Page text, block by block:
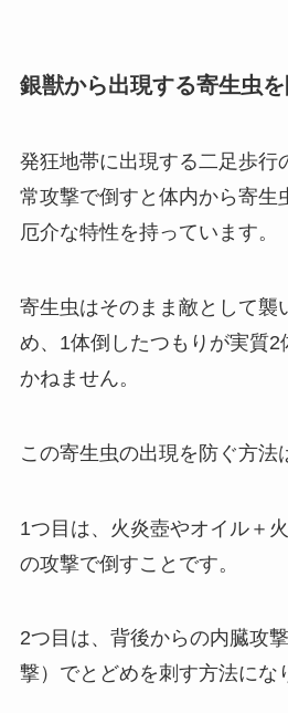
銀獣から出現する寄生虫
発狂地帯に出現する二足歩行
常攻撃で倒すと体内から寄生
厄介な特性を持っています。
寄生虫はそのまま敵として襲
め、1体倒したつもりが実質2
かねません。
この寄生虫の出現を防ぐ方法
1つ目は、火炎壺やオイル＋
の攻撃で倒すことです。
2つ目は、背後からの内臓攻
撃）でとどめを刺す方法にな